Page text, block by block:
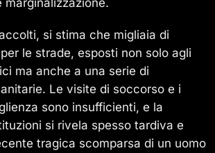
si stima che migliaia di
le strade, esposti non solo agli
ma anche a una serie di
Le visite di soccorso e i
sono insufficienti, e la
si rivela spesso tardiva e
tragica scomparsa di un uomo